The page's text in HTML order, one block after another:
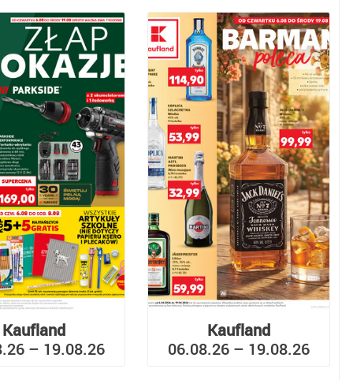
Kaufland
– 19.08.26
Kaufland
06.08.26 – 19.08.26